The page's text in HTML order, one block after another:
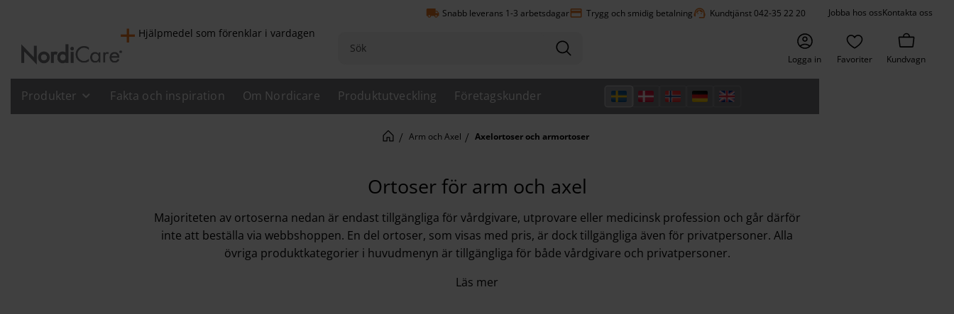
local_shipping Snabb leverans 1-3 arbetsdagarpayment Trygg och smidig betalningsupport_agent Kundtjänst 042-35 22 20 Jobba hos ossKontakta oss
Hjälpmedel som förenklar i vardagen
Produkter Fakta och inspiration Om Nordicare Produktutveckling Företagskunder
Logga in Favoriter Kundvagn
Arm och Axel Axelortoser och armortoser
Ortoser för arm och axel
Majoriteten av ortoserna nedan är endast tillgängliga för vårdgivare, utprovare eller medicinsk profession och går därför
inte att beställa via webbshoppen. En del ortoser, som visas med pris, är dock tillgängliga även för privatpersoner. Alla
övriga produktkategorier i huvudmenyn är tillgängliga för både vårdgivare och privatpersoner.
Läs mer